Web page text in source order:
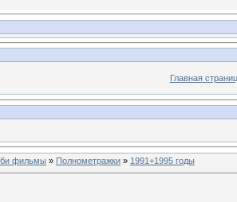
Главная
фильмы » Полнометражки » 1991+1995 годы